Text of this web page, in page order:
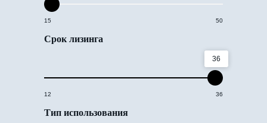
15 50
Срок лизинга
36
12 36
Тип использования